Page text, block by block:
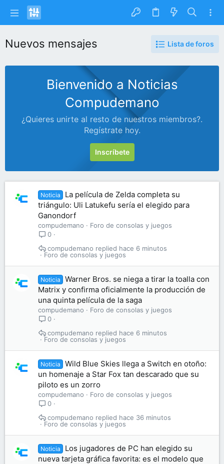
Nuevos mensajes Lista de foros
Bienvenido a Noticias
Compudemano
¿Quieres unirte al resto de nuestros miembros?.
Regístrate hoy.
Inscríbete
Noticia
La película de Zelda completa su
triángulo: Uli Latukefu sería el elegido para
Ganondorf
compudemano
Foro de consolas y juegos
0
Foro de consolas y juegos
hace 6 minutos
compudemano
Noticia
Warner Bros. se niega a tirar la toalla con
Matrix y confirma oficialmente la producción de
una quinta película de la saga
compudemano
Foro de consolas y juegos
0
Foro de consolas y juegos
hace 6 minutos
compudemano
Noticia
Wild Blue Skies llega a Switch en otoño:
un homenaje a Star Fox tan descarado que su
piloto es un zorro
compudemano
Foro de consolas y juegos
0
Foro de consolas y juegos
hace 36 minutos
compudemano
Noticia
Los jugadores de PC han elegido su
nueva tarjeta gráfica favorita: es el modelo que